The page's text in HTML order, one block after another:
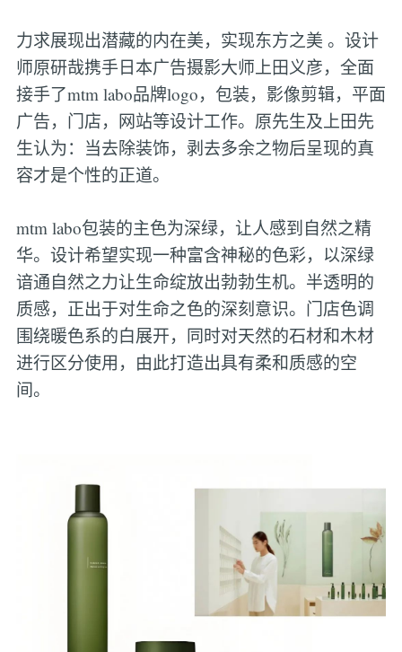
力求展现出潜藏的内在美，实现东方之美 。设计
师原研哉携手日本广告摄影大师上田义彦，全面
接手了mtm labo品牌logo，包装，影像剪辑，平面
广告，门店，网站等设计工作。原先生及上田先
生认为：当去除装饰，剥去多余之物后呈现的真
容才是个性的正道。
mtm labo包装的主色为深绿，让人感到自然之精
华。设计希望实现一种富含神秘的色彩，以深绿
谙通自然之力让生命绽放出勃勃生机。半透明的
质感，正出于对生命之色的深刻意识。门店色调
围绕暖色系的白展开，同时对天然的石材和木材
进行区分使用，由此打造出具有柔和质感的空
间。